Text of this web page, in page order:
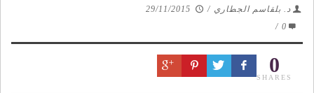
د. بلقاسم الجطاري /
29/11/2015
0
/
0
SHARES